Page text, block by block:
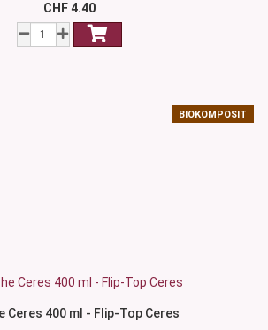
CHF 4.40
BIOKOMPOSIT
Ceres 400 ml - Flip-Top Ceres